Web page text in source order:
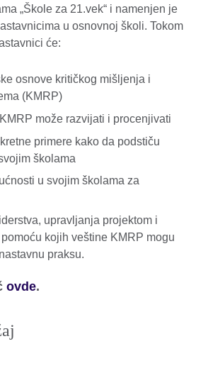
„Škole za 21.vek“ i namenjen je
u osnovnoj školi. Tokom
će:
osnove kritičkog mišljenja i
(KMRP)
može razvijati i procenjivati
primere kako da podstiču
školama
u svojim školama za
upravljanja projektom i
kojih veštine KMRP mogu
praksu.
ovde.